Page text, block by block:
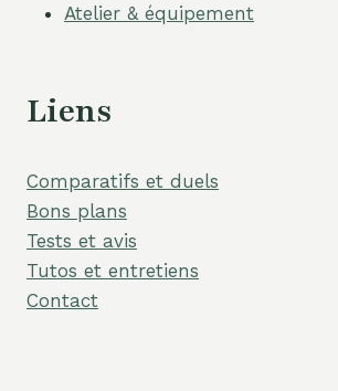
Atelier & équipement
Liens
Comparatifs et duels
Bons plans
Tests et avis
Tutos et entretiens
Contact